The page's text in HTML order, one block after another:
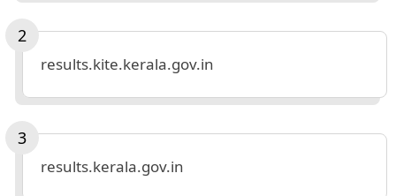
results.kite.kerala.gov.in
results.kerala.gov.in